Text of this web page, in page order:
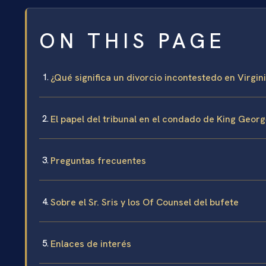
ON THIS PAGE
¿Qué significa un divorcio incontestedo en
El papel del tribunal en el condado de King
Preguntas frecuentes
Sobre el Sr. Sris y los Of Counsel del bufete
Enlaces de interés